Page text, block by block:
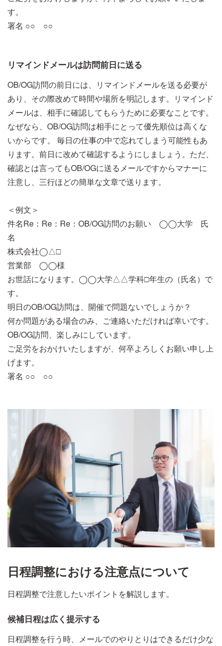
す。
署名 ○○ ○○
リマインドメールは訪問前日に送る
OB/OG訪問の前日には、リマインドメールを送る必要が
あり、その際改めて時間や場所を明記します。リマインド
メールは、相手に確認してもらうために必要なことです。
なぜなら、OB/OG訪問は相手にとって優先順位は高くな
いからです。 毎日の仕事の中で忘れてしまう可能性もあ
ります。前日に改めて確認するようにしましょう。ただ、
確認とは言ってもOB/OGに送るメールですからマナーに
注意し、三行ほどの簡単な文章で送ります。
＜例文＞
件名Re：Re：Re：OB/OG訪問のお願い ◯◯大学 氏
名
株式会社◯△□
営業部 ◯◯様
お世話になります。◯◯大学△△学科□年生の（氏名）で
す。
明日のOB/OG訪問は、開催で問題ないでしょうか？
何か問題がある場合のみ、ご連絡いただければ幸いです。
OB/OG訪問、楽しみにしています。
ご足労をおかけいたしますが、何卒よろしくお願い申し上
げます。
署名 ○○ ○○
日程調整における注意点について
日程調整で注意したいポイントを解説します。
候補日程は広く提示する
日程調整を行う時、メールでのやりとりはできるだけ少な